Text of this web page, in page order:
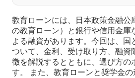
教育ローンには、日本政策金融公
の教育ローン）と銀行や信用金庫
よる融資があります。今回は、国
ついて、金利、受け取り方、融資
徴を解説するとともに、選び方の
す。 また、教育ローンと奨学金